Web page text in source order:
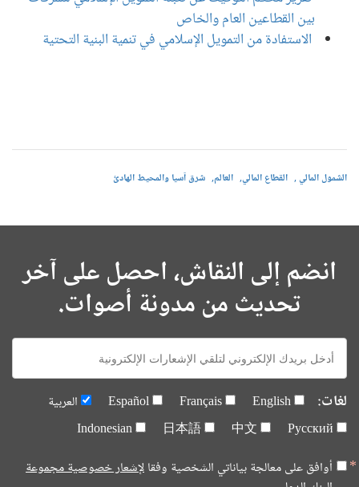
بين القطاعين العام والخاص
الاستفادة من التمويل الإسلامي في تنمية البنية التحتية
الشمول المالي القطاع المالي العالم شرق آسيا والمحيط الهادئ
انضم إلى النقاش، احصل على آخر
تحديث من مدونة أصوات.
E-
mail:
لغات: English
Français
Español
العربية
Русский
中文
日本語
Indonesian
أوافق على معالجة بياناتي الشخصية وفقالإشعار خصوصية مجموعة